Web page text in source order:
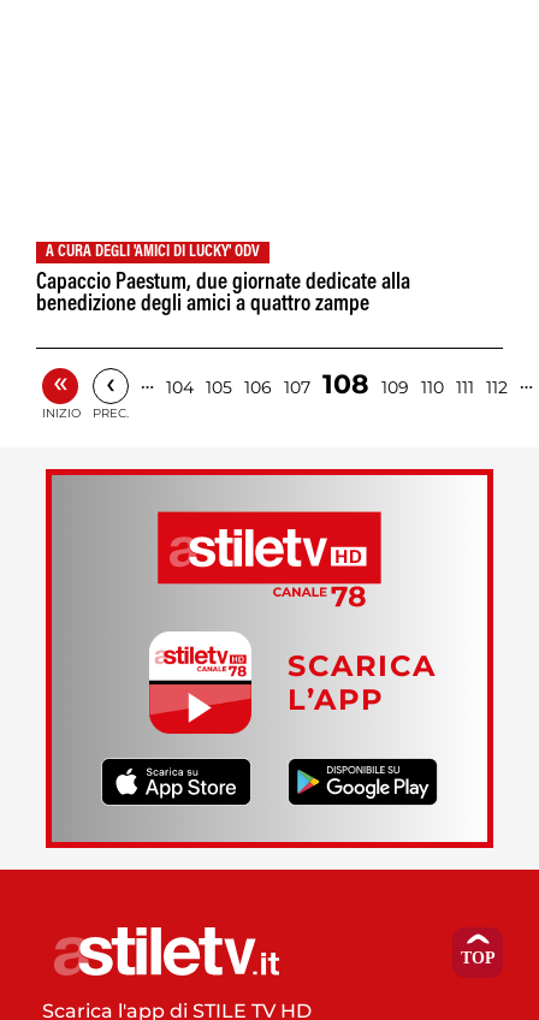
A CURA DEGLI 'AMICI DI LUCKY' ODV
Capaccio Paestum, due giornate dedicate alla
benedizione degli amici a quattro zampe
«
INIZIO
‹
PREC.
… 104 105 106 107 108 109 110 111 112 …
SCARICA
L’APP
Scarica l'app di STILE TV HD